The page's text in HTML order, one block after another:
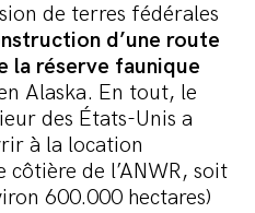
de terres fédérales
d’une route
la réserve faunique
Alaska. En tout, le
des États-Unis a
à la location
de l’ANWR, soit
600.000 hectares)